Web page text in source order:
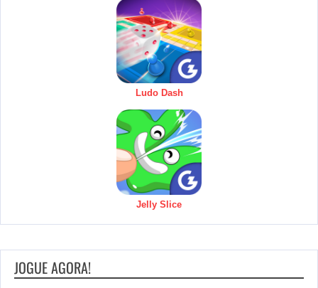
Ludo Dash
Jelly Slice
JOGUE AGORA!